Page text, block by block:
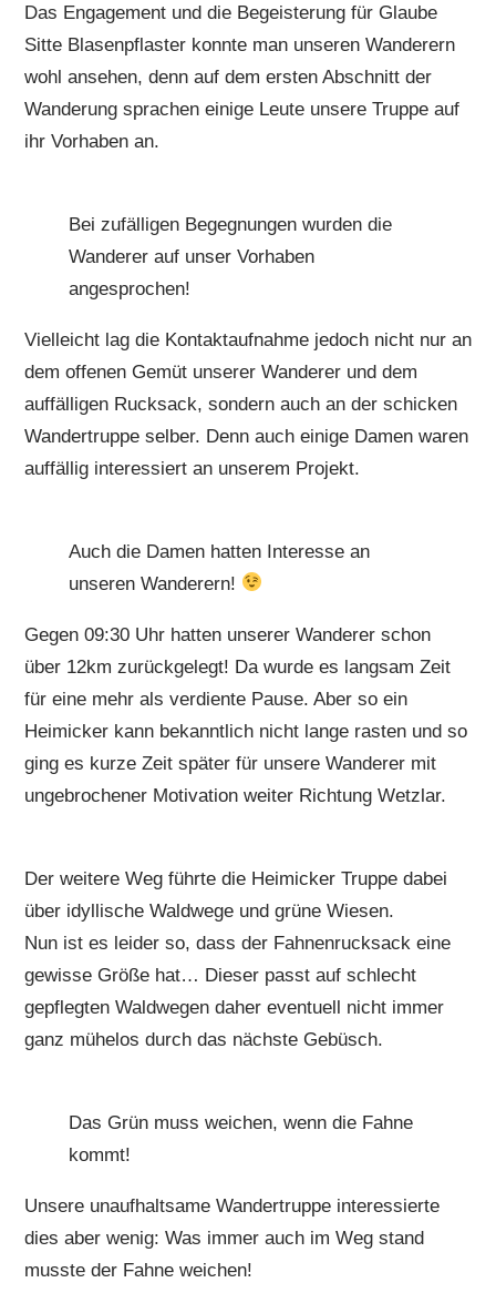
Das Engagement und die Begeisterung für Glaube
Sitte Blasenpflaster konnte man unseren Wanderern
wohl ansehen, denn auf dem ersten Abschnitt der
Wanderung sprachen einige Leute unsere Truppe auf
ihr Vorhaben an.
Bei zufälligen Begegnungen wurden die
Wanderer auf unser Vorhaben
angesprochen!
Vielleicht lag die Kontaktaufnahme jedoch nicht nur an
dem offenen Gemüt unserer Wanderer und dem
auffälligen Rucksack, sondern auch an der schicken
Wandertruppe selber. Denn auch einige Damen waren
auffällig interessiert an unserem Projekt.
Auch die Damen hatten Interesse an
unseren Wanderern!
Gegen 09:30 Uhr hatten unserer Wanderer schon
über 12km zurückgelegt! Da wurde es langsam Zeit
für eine mehr als verdiente Pause. Aber so ein
Heimicker kann bekanntlich nicht lange rasten und so
ging es kurze Zeit später für unsere Wanderer mit
ungebrochener Motivation weiter Richtung Wetzlar.
Der weitere Weg führte die Heimicker Truppe dabei
über idyllische Waldwege und grüne Wiesen.
Nun ist es leider so, dass der Fahnenrucksack eine
gewisse Größe hat… Dieser passt auf schlecht
gepflegten Waldwegen daher eventuell nicht immer
ganz mühelos durch das nächste Gebüsch.
Das Grün muss weichen, wenn die Fahne
kommt!
Unsere unaufhaltsame Wandertruppe interessierte
dies aber wenig: Was immer auch im Weg stand
musste der Fahne weichen!